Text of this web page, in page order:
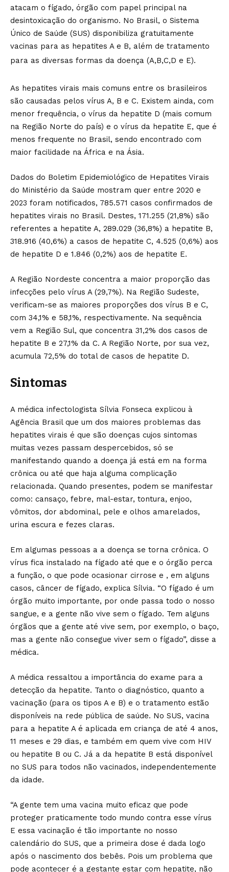
atacam o fígado, órgão com papel principal na
desintoxicação do organismo. No Brasil, o Sistema
Único de Saúde (SUS) disponibiliza gratuitamente
vacinas para as hepatites A e B, além de tratamento
para as diversas formas da doença (A,B,C,D e E).
As hepatites virais mais comuns entre os brasileiros
são causadas pelos vírus A, B e C. Existem ainda, com
menor frequência, o vírus da hepatite D (mais comum
na Região Norte do país) e o vírus da hepatite E, que é
menos frequente no Brasil, sendo encontrado com
maior facilidade na África e na Ásia.
Dados do Boletim Epidemiológico de Hepatites Virais
do Ministério da Saúde mostram quer entre 2020 e
2023 foram notificados, 785.571 casos confirmados de
hepatites virais no Brasil. Destes, 171.255 (21,8%) são
referentes a hepatite A, 289.029 (36,8%) a hepatite B,
318.916 (40,6%) a casos de hepatite C, 4.525 (0,6%) aos
de hepatite D e 1.846 (0,2%) aos de hepatite E.
A Região Nordeste concentra a maior proporção das
infecções pelo vírus A (29,7%). Na Região Sudeste,
verificam-se as maiores proporções dos vírus B e C,
com 34,1% e 58,1%, respectivamente. Na sequência
vem a Região Sul, que concentra 31,2% dos casos de
hepatite B e 27,1% da C. A Região Norte, por sua vez,
acumula 72,5% do total de casos de hepatite D.
Sintomas
A médica infectologista Sílvia Fonseca explicou à
Agência Brasil que um dos maiores problemas das
hepatites virais é que são doenças cujos sintomas
muitas vezes passam despercebidos, só se
manifestando quando a doença já está em na forma
crônica ou até que haja alguma complicação
relacionada. Quando presentes, podem se manifestar
como: cansaço, febre, mal-estar, tontura, enjoo,
vômitos, dor abdominal, pele e olhos amarelados,
urina escura e fezes claras.
Em algumas pessoas a a doença se torna crônica. O
vírus fica instalado na fígado até que e o órgão perca
a função, o que pode ocasionar cirrose e , em alguns
casos, câncer de fígado, explica Sílvia. “O fígado é um
órgão muito importante, por onde passa todo o nosso
sangue, e a gente não vive sem o fígado. Tem alguns
órgãos que a gente até vive sem, por exemplo, o baço,
mas a gente não consegue viver sem o fígado”, disse a
médica.
A médica ressaltou a importância do exame para a
detecção da hepatite. Tanto o diagnóstico, quanto a
vacinação (para os tipos A e B) e o tratamento estão
disponíveis na rede pública de saúde. No SUS, vacina
para a hepatite A é aplicada em criança de até 4 anos,
11 meses e 29 dias, e também em quem vive com HIV
ou hepatite B ou C. Já a da hepatite B está disponível
no SUS para todos não vacinados, independentemente
da idade.
“A gente tem uma vacina muito eficaz que pode
proteger praticamente todo mundo contra esse vírus
E essa vacinação é tão importante no nosso
calendário do SUS, que a primeira dose é dada logo
após o nascimento dos bebês. Pois um problema que
pode acontecer é a gestante estar com hepatite, não